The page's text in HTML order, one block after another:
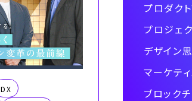
DX
プロダク
プロジェ
デザイン
マーケテ
ブロック